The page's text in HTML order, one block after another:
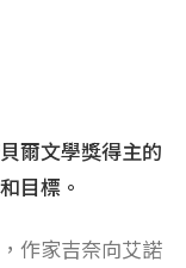
爾文學獎得主的
目標。
作家吉奈向艾諾